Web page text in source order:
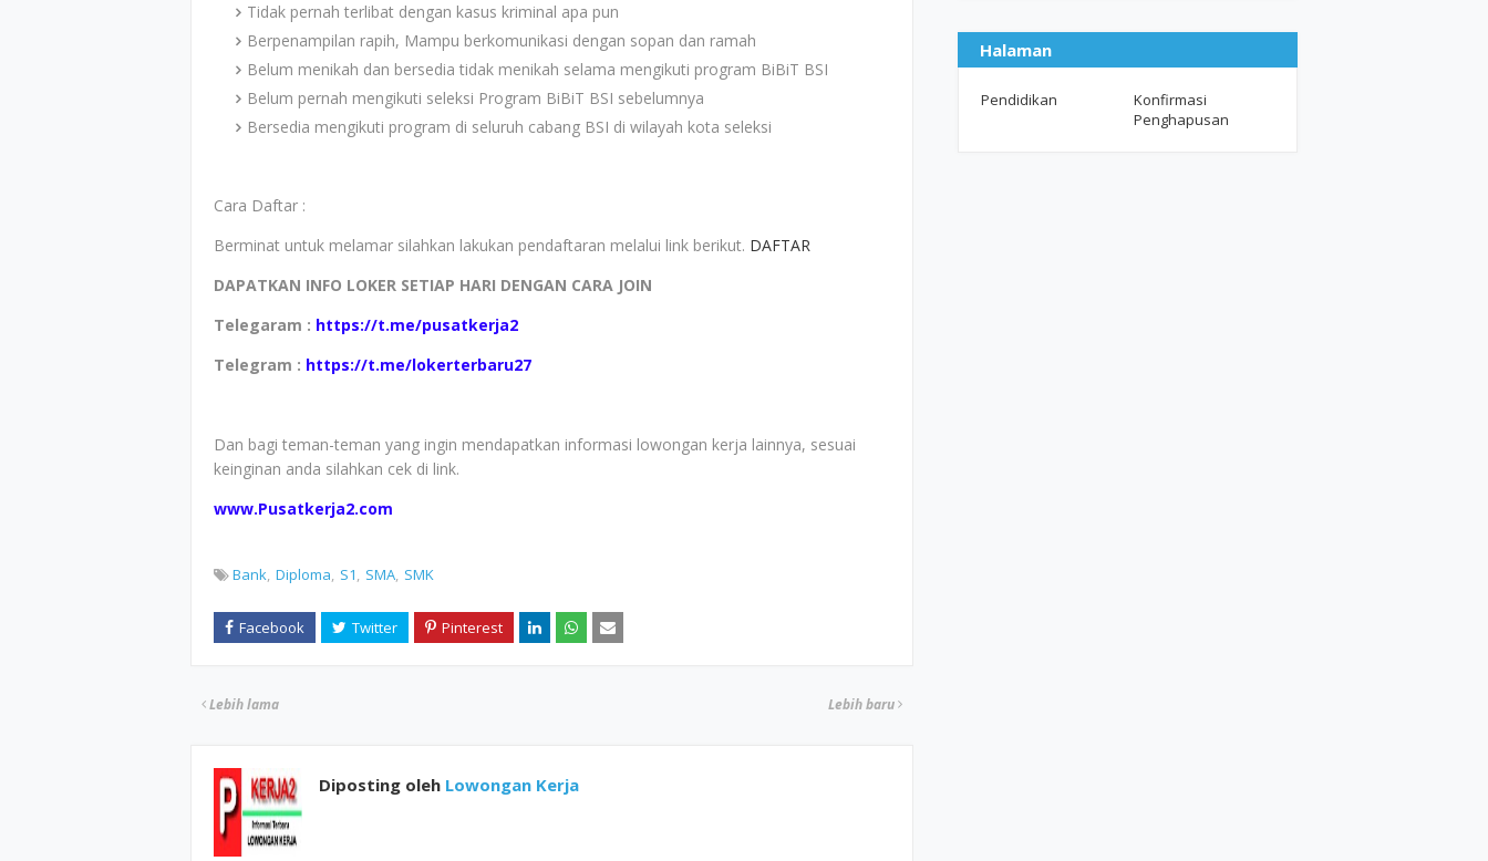
Tidak pernah terlibat dengan kasus kriminal apa pun
Berpenampilan rapih, Mampu berkomunikasi dengan sopan dan ramah
Belum menikah dan bersedia tidak menikah selama mengikuti program BiBiT BSI
Belum pernah mengikuti seleksi Program BiBiT BSI sebelumnya
Bersedia mengikuti program di seluruh cabang BSI di wilayah kota seleksi
Cara Daftar :
Berminat untuk melamar silahkan lakukan pendaftaran melalui link berikut. DAFTAR
DAPATKAN INFO LOKER SETIAP HARI DENGAN CARA JOIN
Telegaram : https://t.me/pusatkerja2
Telegram : https://t.me/lokerterbaru27
Dan bagi teman-teman yang ingin mendapatkan informasi lowongan kerja lainnya, sesuai
keinginan anda silahkan cek di link.
www.Pusatkerja2.com
Bank Diploma S1 SMA SMK
Lebih baru
Lebih lama
Diposting oleh Lowongan Kerja
Halaman
Pendidikan
Konfirmasi
Penghapusan